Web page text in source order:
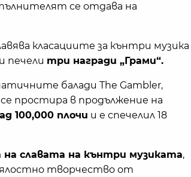
се отдава на
класациите за кънтри музика
печели три награди „Грами“.
балади The Gambler,
простира в продължение на
100,000 плочи и е спечелил 18
на славата на кънтри музиката,
творчество от